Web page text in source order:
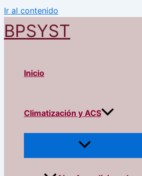
Ir al contenido
BPSYST
Inicio
Climatización y ACS